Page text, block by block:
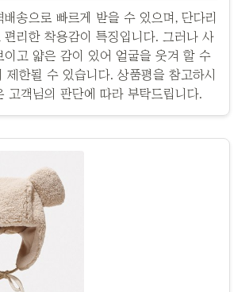
배송으로 빠르게 받을 수 있으며, 단다리
편리한 착용감이 특징입니다. 그러나 사
이고 얇은 감이 있어 얼굴을 웃겨 할 수
제한될 수 있습니다. 상품평을 참고하시
고객님의 판단에 따라 부탁드립니다.